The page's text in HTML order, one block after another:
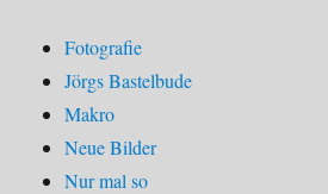
Fotografie
Jörgs Bastelbude
Makro
Neue Bilder
Nur mal so